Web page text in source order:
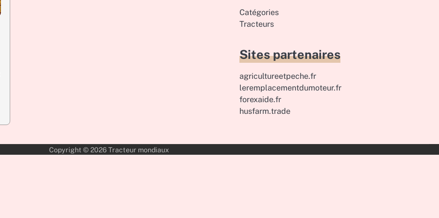
Catégories
Tracteurs
Sites partenaires
agricultureetpeche.fr
leremplacementdumoteur.fr
forexaide.fr
husfarm.trade
Copyright © 2026 Tracteur mondiaux